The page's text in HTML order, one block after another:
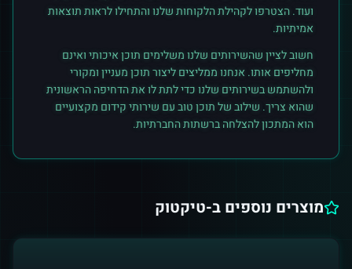
ועוד. הצטרפו לקהילת הלקוחות שלנו והתחילו לראות תוצאות
אמיתיות.
חשוב לציין שהשירותים שלנו משלימים תוכן איכותי ואינם
מחליפים אותו. אנחנו ממליצים ליצור תוכן מעניין ומקורי
ולהשתמש בשירותים שלנו כדי לתת לו את הדחיפה הראשונית
שהוא צריך. שילוב של תוכן טוב עם שירותי קידום מקצועיים
הוא המתכון להצלחה ברשתות החברתיות.
מוצרים נוספים ב-טיקטוק